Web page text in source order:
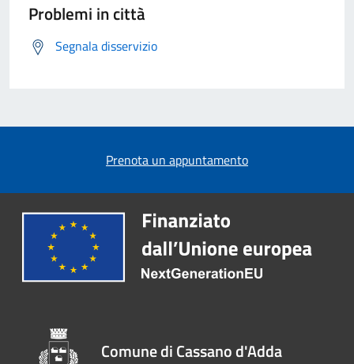
Problemi in città
Segnala disservizio
Prenota un appuntamento
Comune di Cassano d'Adda